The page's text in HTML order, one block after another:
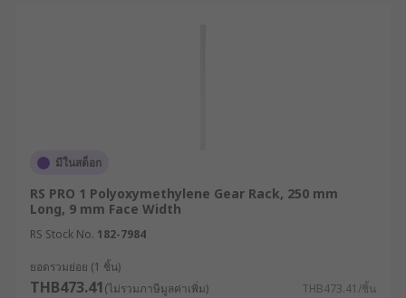
มีในสต็อก
RS PRO 1 Polyoxymethylene Gear Rack, 250 mm
Long, 9 mm Face Width
RS Stock No. 182-7984
ยอดรวมย่อย (1 ชิ้น)
THB473.41(ไม่รวมภาษีมูลค่าเพิ่ม) THB473.41/ชิ้น